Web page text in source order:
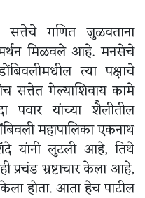
सत्तेचे गणित जुळवताना
मिळवले आहे. मनसेचे
त्या पक्षाचे
सत्तेत गेल्याशिवाय कामे
पवार यांच्या शैलीतील
महापालिका एकनाथ
यांनी लुटली आहे, तिथे
प्रचंड भ्रष्टाचार केला आहे,
होता. आता हेच पाटील